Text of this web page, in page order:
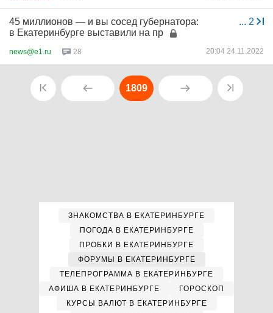
... 2
45 миллионов — и вы сосед губернатора:
в Екатеринбурге выставили на пр
news@e1.ru 28 20:04 24.11.2022
1809
ЗНАКОМСТВА В ЕКАТЕРИНБУРГЕ
ПОГОДА В ЕКАТЕРИНБУРГЕ
ПРОБКИ В ЕКАТЕРИНБУРГЕ
ФОРУМЫ В ЕКАТЕРИНБУРГЕ
ТЕЛЕПРОГРАММА В ЕКАТЕРИНБУРГЕ
АФИША В ЕКАТЕРИНБУРГЕ
ГОРОСКОП
КУРСЫ ВАЛЮТ В ЕКАТЕРИНБУРГЕ